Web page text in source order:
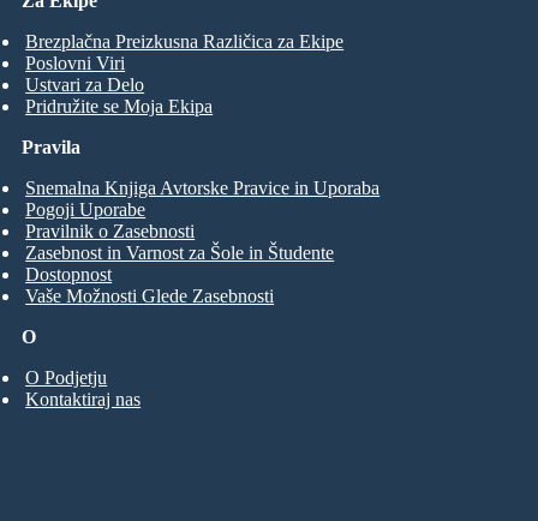
Brezplačna Preizkusna Različica za Ekipe
Poslovni Viri
Ustvari za Delo
Pridružite se Moja Ekipa
O
O Podjetju
Kontaktiraj nas
Pravila
Snemalna Knjiga Avtorske Pravice in Uporaba
Pogoji Uporabe
Pravilnik o Zasebnosti
Zasebnost in Varnost za Šole in Študente
Dostopnost
Vaše Možnosti Glede Zasebnosti